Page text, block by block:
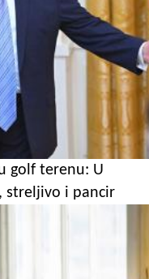
golf terenu: U
streljivo i pancir